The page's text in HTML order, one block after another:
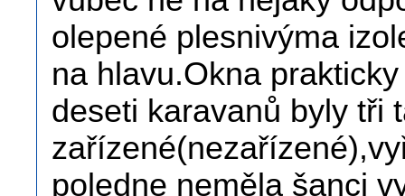
olepené plesnivýma
na hlavu.Okna
deseti karavanů byly tři
poledne neměla šanci